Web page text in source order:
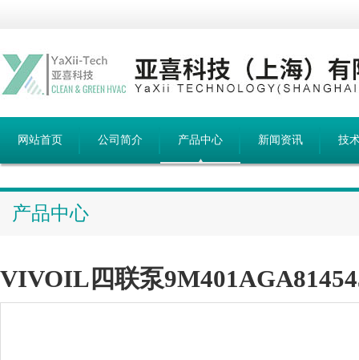
网站首页 公司简介 产品中心 新闻资讯 技
产品中心
VIVOIL四联泵